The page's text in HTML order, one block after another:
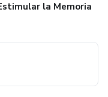
la Memoria